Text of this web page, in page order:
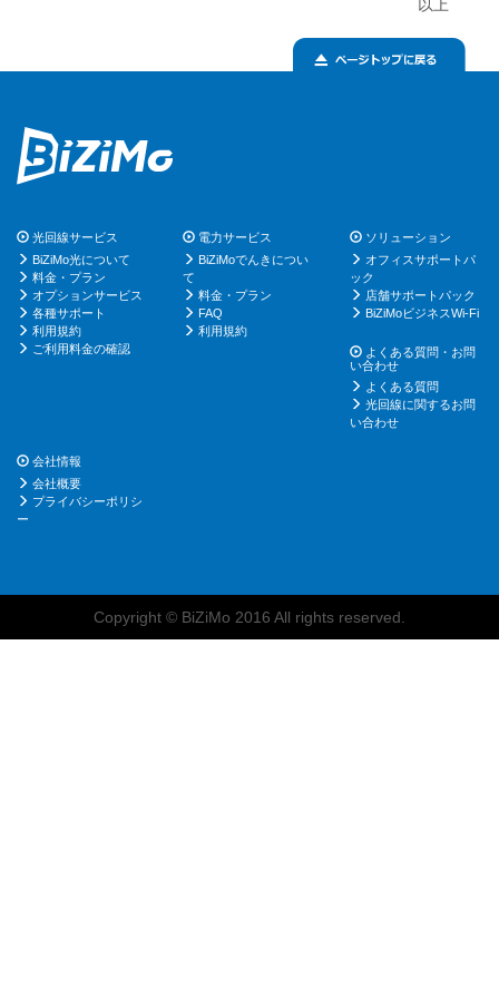
以上
光回線サービス
BiZiMo光について
料金・プラン
オプションサービス
各種サポート
利用規約
ご利用料金の確認
電力サービス
BiZiMoでんきについ
て
料金・プラン
FAQ
利用規約
ソリューション
オフィスサポートパ
ック
店舗サポートパック
BiZiMoビジネスWi-Fi
よくある質問・お問
い合わせ
よくある質問
光回線に関するお問
い合わせ
会社情報
会社概要
プライバシーポリシ
ー
Copyright © BiZiMo 2016 All rights reserved.